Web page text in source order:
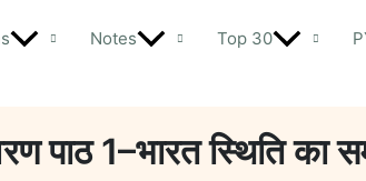
Notes Top 30
पाठ 1–भारत स्थिति का